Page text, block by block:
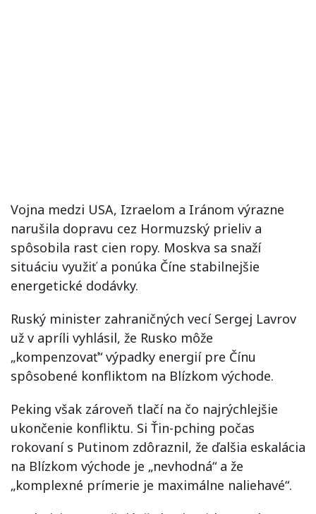
Vojna medzi USA, Izraelom a Iránom výrazne
narušila dopravu cez Hormuzský prieliv a
spôsobila rast cien ropy. Moskva sa snaží
situáciu využiť a ponúka Číne stabilnejšie
energetické dodávky.
Ruský minister zahraničných vecí Sergej Lavrov
už v apríli vyhlásil, že Rusko môže
„kompenzovať“ výpadky energií pre Čínu
spôsobené konfliktom na Blízkom východe.
Peking však zároveň tlačí na čo najrýchlejšie
ukončenie konfliktu. Si Ťin-pching počas
rokovaní s Putinom zdôraznil, že ďalšia eskalácia
na Blízkom východe je „nevhodná“ a že
„komplexné prímerie je maximálne naliehavé“.